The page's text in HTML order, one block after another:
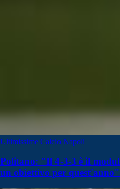
Ultimissime Calcio Napoli
Politano: "Il 4-3-3 è il
un obiettivo per quest'anno"